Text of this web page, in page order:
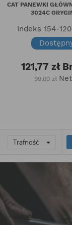
CAT PANEWKI
3024C
Indeks 154-
121,77 zł
99,00 zł
Trafność 